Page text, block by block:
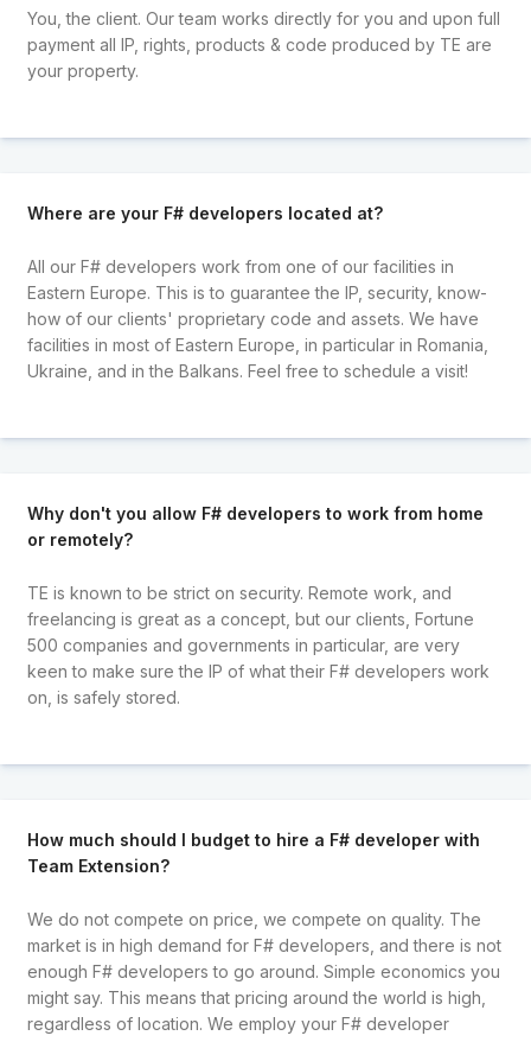
You, the client. Our team works directly for you and upon full
payment all IP, rights, products & code produced by TE are
your property.
Where are your F# developers located at?
All our F# developers work from one of our facilities in
Eastern Europe. This is to guarantee the IP, security, know-
how of our clients' proprietary code and assets. We have
facilities in most of Eastern Europe, in particular in Romania,
Ukraine, and in the Balkans. Feel free to schedule a visit!
Why don't you allow F# developers to work from home
or remotely?
TE is known to be strict on security. Remote work, and
freelancing is great as a concept, but our clients, Fortune
500 companies and governments in particular, are very
keen to make sure the IP of what their F# developers work
on, is safely stored.
How much should I budget to hire a F# developer with
Team Extension?
We do not compete on price, we compete on quality. The
market is in high demand for F# developers, and there is not
enough F# developers to go around. Simple economics you
might say. This means that pricing around the world is high,
regardless of location. We employ your F# developer